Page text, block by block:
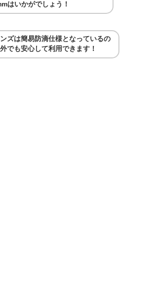
はいかがでしょう！
ズは簡易防滴仕様となっているの
でも安心して利用できます！